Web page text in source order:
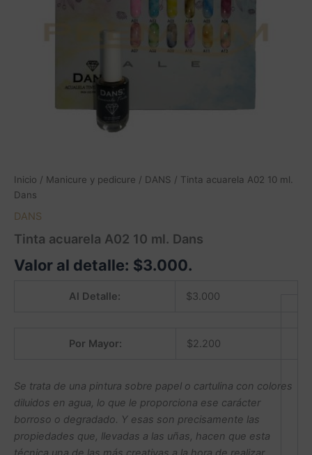
Inicio / Manicure y pedicure / DANS / Tinta acuarela A02 10 ml.
Dans
DANS
Tinta acuarela A02 10 ml. Dans
Valor al detalle: $3.000.
Al Detalle: $3.000
Por Mayor: $2.200
Se trata de una pintura sobre papel o cartulina con colores
diluidos en agua, lo que le proporciona ese carácter
borroso o degradado. Y esas son precisamente las
propiedades que, llevadas a las uñas, hacen que esta